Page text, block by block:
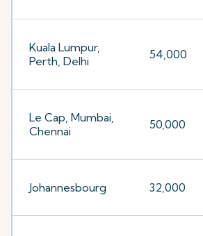
Kuala Lumpur,
Perth, Delhi
54,000
Le Cap, Mumbai,
Chennai
50,000
Johannesbourg 32,000